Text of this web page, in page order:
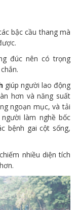
bậc cầu thang mà
đúc nên có trọng
giúp người lao động
hơn và năng suất
ngoạn mục, và tải
làm nghề bốc
bệnh gai cột sống,
nhiều diện tích